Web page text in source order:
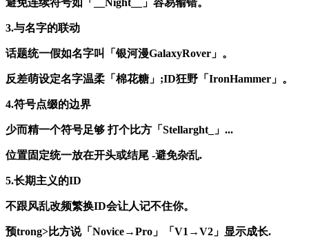
3.与名字的联动
话题统一假如名字叫「银河漫GalaxyRover」。
反差萌设定名字温柔「棉花糖」;ID狂野「IronHammer」。
4.符号点缀的边界
少而精一个符号足够 打个比方「Stellarght_」...
位置固定统一放在开头或结尾 -避免杂乱.
5.长期主义的ID
不跟风乱改频繁换ID会让人记不住你。
预trong>比方说「Novice→Pro」「V1→V2」显示成长.